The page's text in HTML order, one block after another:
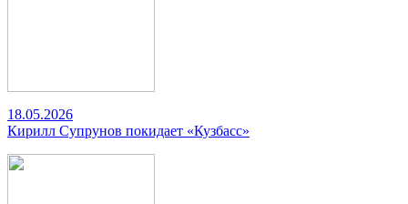
18.05.2026
Кирилл Супрунов покидает «Кузбасс»